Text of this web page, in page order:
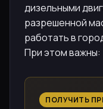
дизельными
разрешенной
работать в
При этом важны:
ПОЛУЧИТЬ